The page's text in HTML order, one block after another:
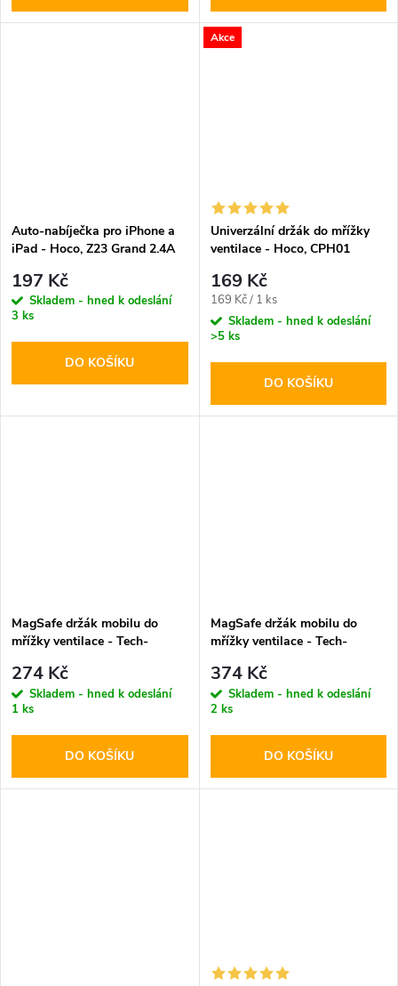
Auto-nabíječka pro iPhone a
iPad - Hoco, Z23 Grand 2.4A
197 Kč
Skladem - hned k odeslání
3 ks
DO KOŠÍKU
Akce
Univerzální držák do mřížky
ventilace - Hoco, CPH01
169 Kč
Měrná
cena:
169 Kč / 1 ks
Skladem - hned k odeslání
>5 ks
DO KOŠÍKU
MagSafe držák mobilu do
mřížky ventilace - Tech-
274 Kč
Skladem - hned k odeslání
1 ks
DO KOŠÍKU
MagSafe držák mobilu do
mřížky ventilace - Tech-
374 Kč
Skladem - hned k odeslání
2 ks
DO KOŠÍKU